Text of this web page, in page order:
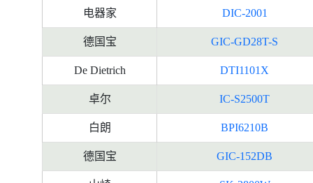
电器家 DIC-2001
德国宝 GIC-GD28T-S
De Dietrich DTI1101X
卓尔 IC-S2500T
白朗 BPI6210B
德国宝 GIC-152DB